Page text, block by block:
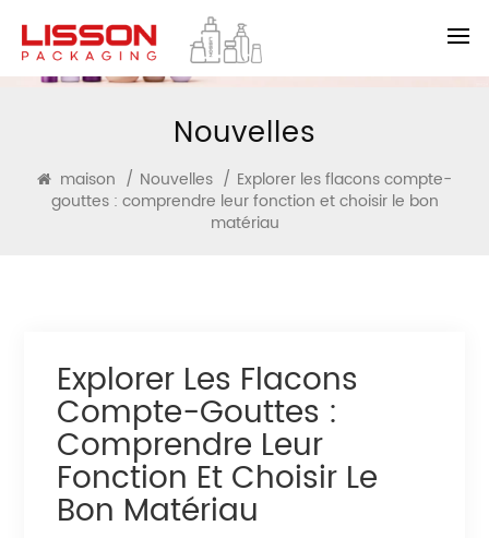
Nouvelles
maison / Nouvelles / Explorer les flacons compte-
gouttes : comprendre leur fonction et choisir le bon
matériau
Explorer Les Flacons
Compte-Gouttes :
Comprendre Leur
Fonction Et Choisir Le
Bon Matériau